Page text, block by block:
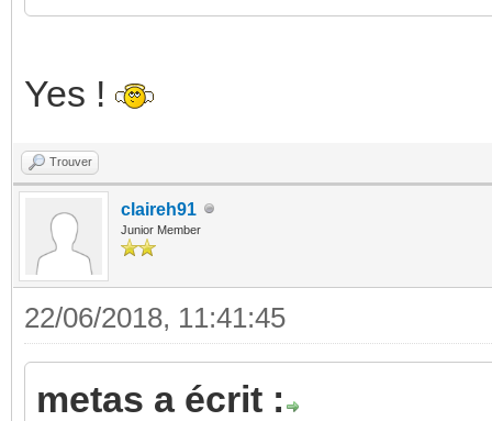
Yes !
Trouver
claireh91
Junior Member
22/06/2018, 11:41:45
metas a écrit :